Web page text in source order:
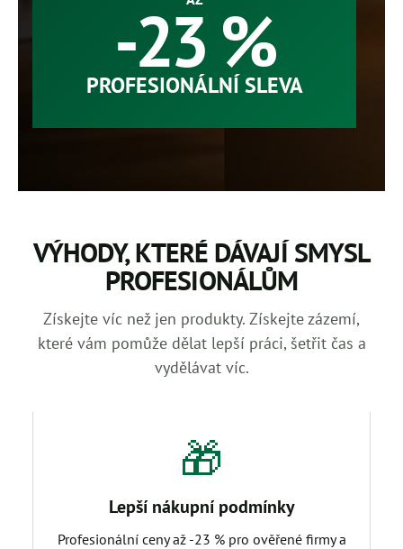
-23 %
PROFESIONÁLNÍ SLEVA
VÝHODY, KTERÉ DÁVAJÍ SMYSL
PROFESIONÁLŮM
Získejte víc než jen produkty. Získejte zázemí,
které vám pomůže dělat lepší práci, šetřit čas a
vydělávat víc.
🎁
Lepší nákupní podmínky
Profesionální ceny až -23 % pro ověřené firmy a